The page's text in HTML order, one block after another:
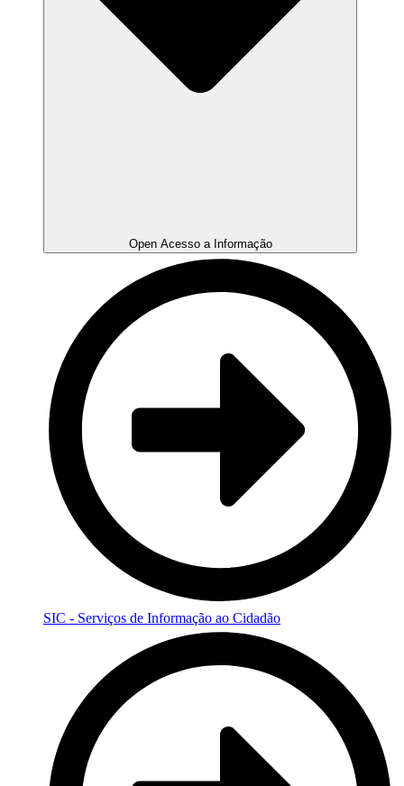
Open Acesso a Informação
SIC - Serviços de Informação ao Cidadão